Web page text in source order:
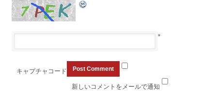
キャプチャコード
*
新しいコメントをメールで通知